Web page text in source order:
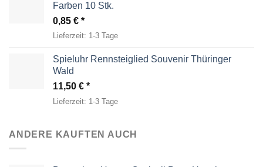
Farben 10 Stk.
0,85 €
Lieferzeit: 1-3 Tage
Spieluhr Rennsteiglied Souvenir Thüringer
Wald
11,50 €
Lieferzeit: 1-3 Tage
ANDERE KAUFTEN AUCH